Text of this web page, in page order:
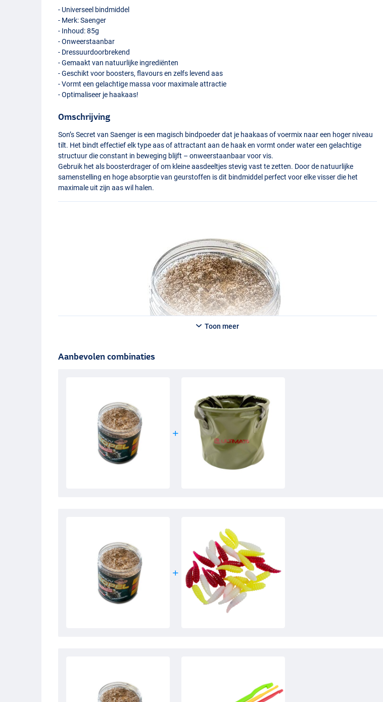
- Universeel bindmiddel
- Merk: Saenger
- Inhoud: 85g
- Onweerstaanbar
- Dressuurdoorbrekend
- Gemaakt van natuurlijke ingrediënten
- Geschikt voor boosters, flavours en zelfs levend aas
- Vormt een gelachtige massa voor maximale attractie
- Optimaliseer je haakaas!
Omschrijving
Son’s Secret van Saenger is een magisch bindpoeder dat je haakaas of voermix naar een hoger niveau
tilt. Het bindt effectief elk type aas of attractant aan de haak en vormt onder water een gelachtige
structuur die constant in beweging blijft – onweerstaanbaar voor vis.
Gebruik het als boosterdrager of om kleine aasdeeltjes stevig vast te zetten. Door de natuurlijke
samenstelling en hoge absorptie van geurstoffen is dit bindmiddel perfect voor elke visser die het
maximale uit zijn aas wil halen.
Toon meer
Aanbevolen combinaties